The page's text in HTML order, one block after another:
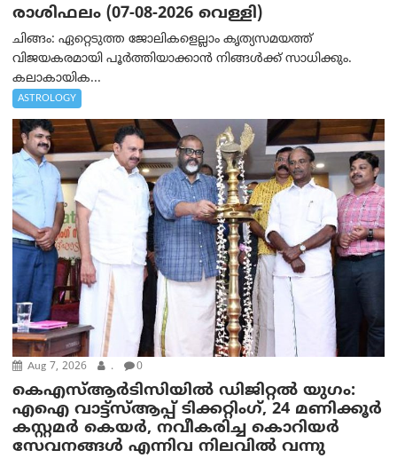
രാശിഫലം (07-08-2026 വെള്ളി)
ചിങ്ങം: ഏറ്റെടുത്ത ജോലികളെല്ലാം കൃത്യസമയത്ത്
വിജയകരമായി പൂര്‍ത്തിയാക്കാന്‍ നിങ്ങള്‍ക്ക് സാധിക്കും.
കലാകായിക...
ASTROLOGY
Aug 7, 2026 . 0
കെഎസ്ആർടിസിയിൽ ഡിജിറ്റൽ യുഗം:
എഐ വാട്ട്‌സ്ആപ്പ് ടിക്കറ്റിംഗ്, 24 മണിക്കൂർ
കസ്റ്റമർ കെയർ, നവീകരിച്ച കൊറിയർ
സേവനങ്ങൾ എന്നിവ നിലവിൽ വന്നു